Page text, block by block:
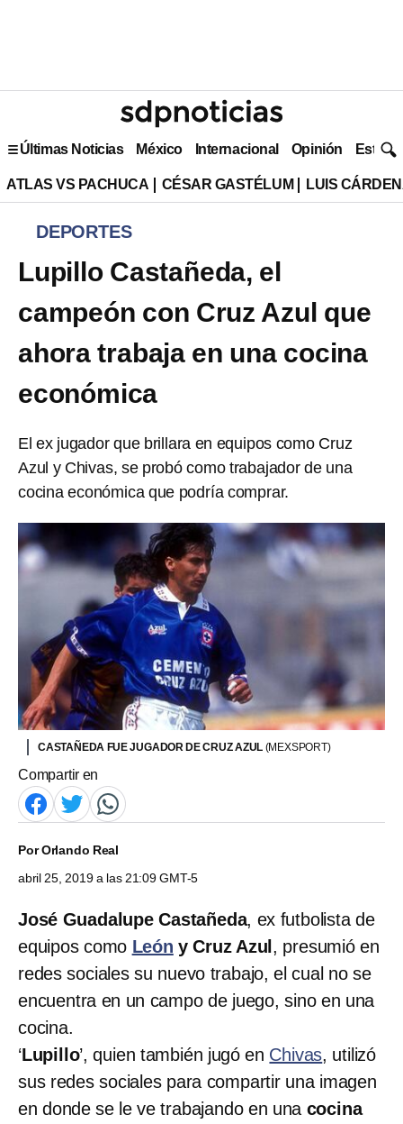
Últimas Noticias México Internacional Opinión Estilo
ATLAS VS PACHUCA CÉSAR GASTÉLUM LUIS
DEPORTES
Lupillo Castañeda, el
campeón con Cruz Azul que
ahora trabaja en una cocina
económica
El ex jugador que brillara en equipos como Cruz
Azul y Chivas, se probó como trabajador de una
cocina económica que podría comprar.
CASTAÑEDA FUE JUGADOR DE CRUZ AZUL (MEXSPORT)
Compartir en
PorOrlando Real
abril 25, 2019 a las 21:09 GMT-5
José Guadalupe Castañeda, ex futbolista de
equipos como León y Cruz Azul , presumió en
redes sociales su nuevo trabajo, el cual no se
encuentra en un campo de juego, sino en una
cocina.
‘Lupillo’, quien también jugó en Chivas, utilizó
sus redes sociales para compartir una imagen
en donde se le ve trabajando en una cocina